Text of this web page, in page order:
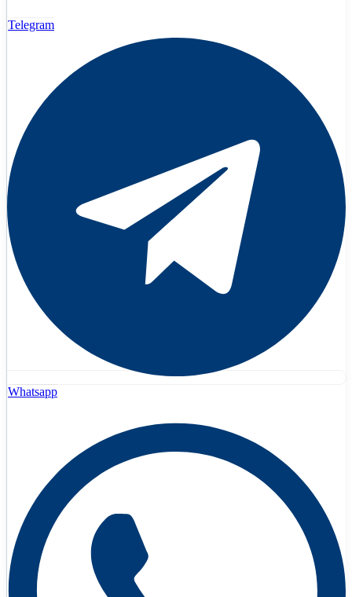
Telegram
Whatsapp